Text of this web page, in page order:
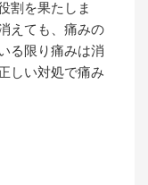
割を果たしま
えても、痛みの
る限り痛みは消
しい対処で痛み